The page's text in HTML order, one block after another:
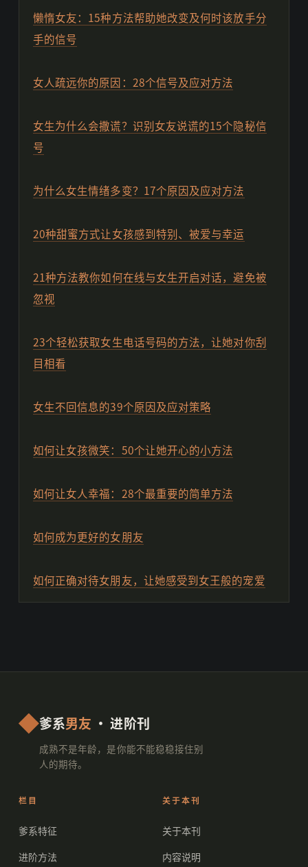
懒惰女友：15种方法帮助她改变及何时该放手分
手的信号
女人疏远你的原因：28个信号及应对方法
女生为什么会撒谎？识别女友说谎的15个隐秘信
号
为什么女生情绪多变？17个原因及应对方法
20种甜蜜方式让女孩感到特别、被爱与幸运
21种方法教你如何在线与女生开启对话，避免被
忽视
23个轻松获取女生电话号码的方法，让她对你刮
目相看
女生不回信息的39个原因及应对策略
如何让女孩微笑：50个让她开心的小方法
如何让女人幸福：28个最重要的简单方法
如何成为更好的女朋友
如何正确对待女朋友，让她感受到女王般的宠爱
爹系男友 · 进阶刊
成熟不是年龄，是你能不能稳稳接住别
人的期待。
栏目
爹系特征
进阶方法
关于本刊
关于本刊
内容说明